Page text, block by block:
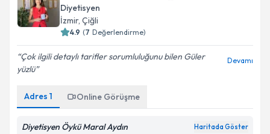
Diyetisyen
İzmir, Çiğli
4.9 (7 Değerlendirme)
Çok ilgili detaylı tarifler sorumluluğunu bilen Güler
yüzlü
Devamı
Adres 1 Online Görüşme
Diyetisyen Öykü Maral Aydın Haritada Göster